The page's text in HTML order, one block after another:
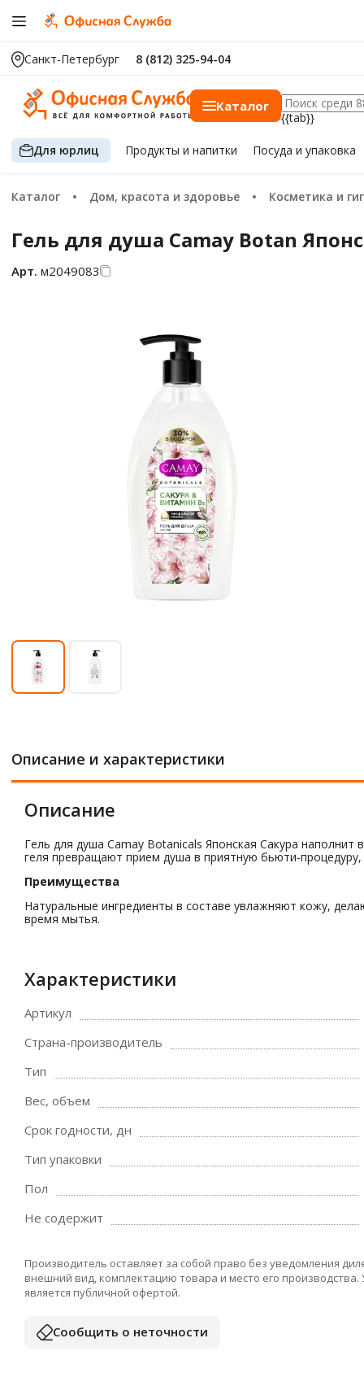
Санкт-Петербург 8 (812) 325-94-04
Каталог
{{tab}}
Для юрлиц Продуктыи напитки Посуда и упаковка
Каталог Дом, красота и здоровье Косметика и
Гель для душа Camay Botan
Арт. м2049083
Описание и характеристики
Описание
Гель для душа Camay Botanicals Японская Сакура
геля превращают прием душа в приятную бьюти-
Преимущества
Натуральные ингредиенты в составе увлажняют кожу,
время мытья.
Характеристики
Артикул
Страна-производитель
Тип
Вес, объем
Срок годности, дн
Тип упаковки
Пол
Не содержит
Производитель оставляет за собой право без уведомления
внешний вид, комплектацию товара и место его
является публичной офертой.
Сообщить о неточности